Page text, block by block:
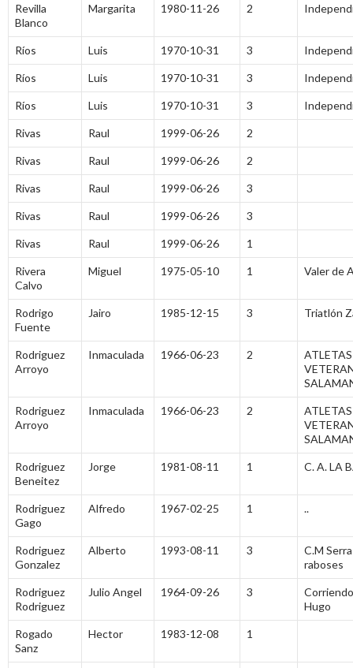
Revilla
Blanco
Margarita 1980-11-26 2
Ríos Luis 1970-10-31 3
Ríos Luis 1970-10-31 3
Ríos Luis 1970-10-31 3
Rivas Raul 1999-06-26 2
Rivas Raul 1999-06-26 2
Rivas Raul 1999-06-26 3
Rivas Raul 1999-06-26 3
Rivas Raul 1999-06-26 1
Rivera
Calvo
Miguel 1975-05-10 1 Valer de
Rodrigo
Fuente
Jairo 1985-12-15 3 Triatlón
Rodriguez
Arroyo
Inmaculada 1966-06-23 2
ATLETAS
Rodriguez
Arroyo
Inmaculada 1966-06-23 2
ATLETAS
Rodriguez
Beneitez
Jorge 1981-08-11 1 C. A. LA
Rodriguez
Gago
Alfredo 1967-02-25 1 ..
Rodriguez
Gonzalez
Alberto 1993-08-11 3
C.M
raboses
Rodriguez
Rodriguez
Julio Angel 1964-09-26 3
Hugo
Rogado
Sanz
Hector 1983-12-08 1